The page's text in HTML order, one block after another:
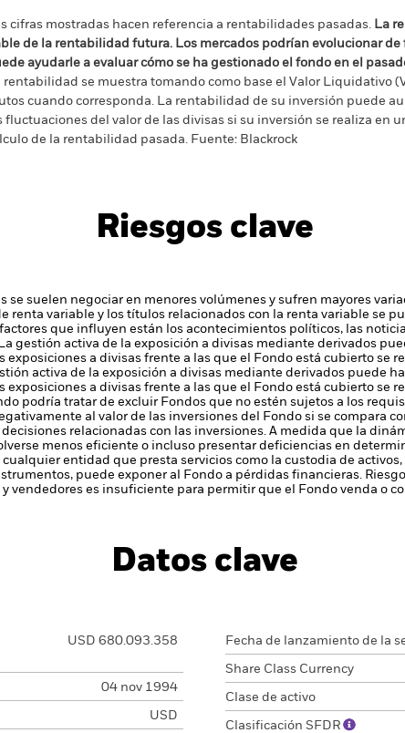
cifras mostradas hacen referencia a rentabilidades pasadas. La
de la rentabilidad futura. Los mercados podrían evolucionar
ayudarle a evaluar cómo se ha gestionado el fondo en el
rentabilidad se muestra tomando como base el Valor Liquidativo
cuando corresponda. La rentabilidad de su inversión puede
fluctuaciones del valor de las divisas si su inversión se realiza en
de la rentabilidad pasada. Fuente: Blackrock
Riesgos clave
se suelen negociar en menores volúmenes y sufren mayores
renta variable y los títulos relacionados con la renta variable se
que influyen están los acontecimientos políticos, las
La gestión activa de la exposición a divisas mediante derivados
exposiciones a divisas frente a las que el Fondo está cubierto se
activa de la exposición a divisas mediante derivados puede
exposiciones a divisas frente a las que el Fondo está cubierto se
podría tratar de excluir Fondos que no estén sujetos a los
al valor de las inversiones del Fondo si se compara
relacionadas con las inversiones. A medida que la
menos eficiente o incluso presentar deficiencias en
entidad que presta servicios como la custodia de
puede exponer al Fondo a pérdidas financieras.
vendedores es insuficiente para permitir que el Fondo venda o
Datos clave
USD 680.093.358
04 nov 1994
USD
Fecha de lanzamiento de la
Share Class Currency
Clase de activo
Clasificación SFDR